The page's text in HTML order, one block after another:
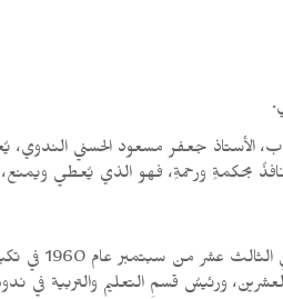
الأستاذ جعفر مسعود الحسني
نافذٌ بحكمةٍ ورحمةٍ، فهو الذي يُعطي
وُلد
ورئيسُ قسمِ التعليم والتربية في